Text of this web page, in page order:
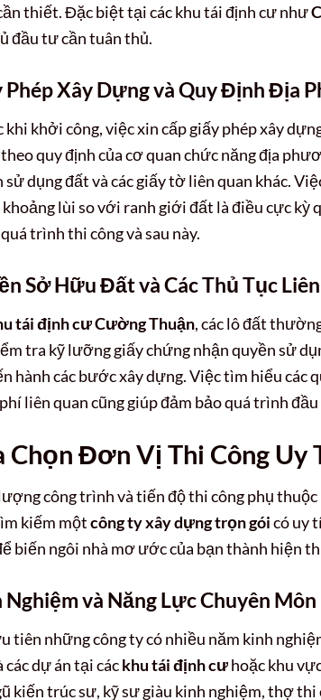
thiết. Đặc biệt tại các khu tái định cư như
đầu tư cần tuân thủ.
Phép Xây Dựng và Quy Định Địa
khởi công, việc xin cấp giấy phép xây
quy định của cơ quan chức năng địa
sử dụng đất và các giấy tờ liên quan khác.
lùi so với ranh giới đất là điều cực kỳ
trình thi công và sau này.
Sở Hữu Đất và Các Thủ Tục
tái định cư Cường Thuận, các lô đất
tra kỹ lưỡng giấy chứng nhận quyền sử
hành các bước xây dựng. Việc tìm hiểu các
liên quan cũng giúp đảm bảo quá trình
Chọn Đơn Vị Thi Công Uy
công trình và tiến độ thi công phụ
kiếm mộtcông ty xây dựng trọn góicó uy
biến ngôi nhà mơ ước của bạn thành hiện
Nghiệm và Năng Lực Chuyên Môn
tiên những công ty có nhiều năm kinh
các dự án tại cáckhu tái định cưhoặc khu
kiến trúc sư, kỹ sư giàu kinh nghiệm, thợ